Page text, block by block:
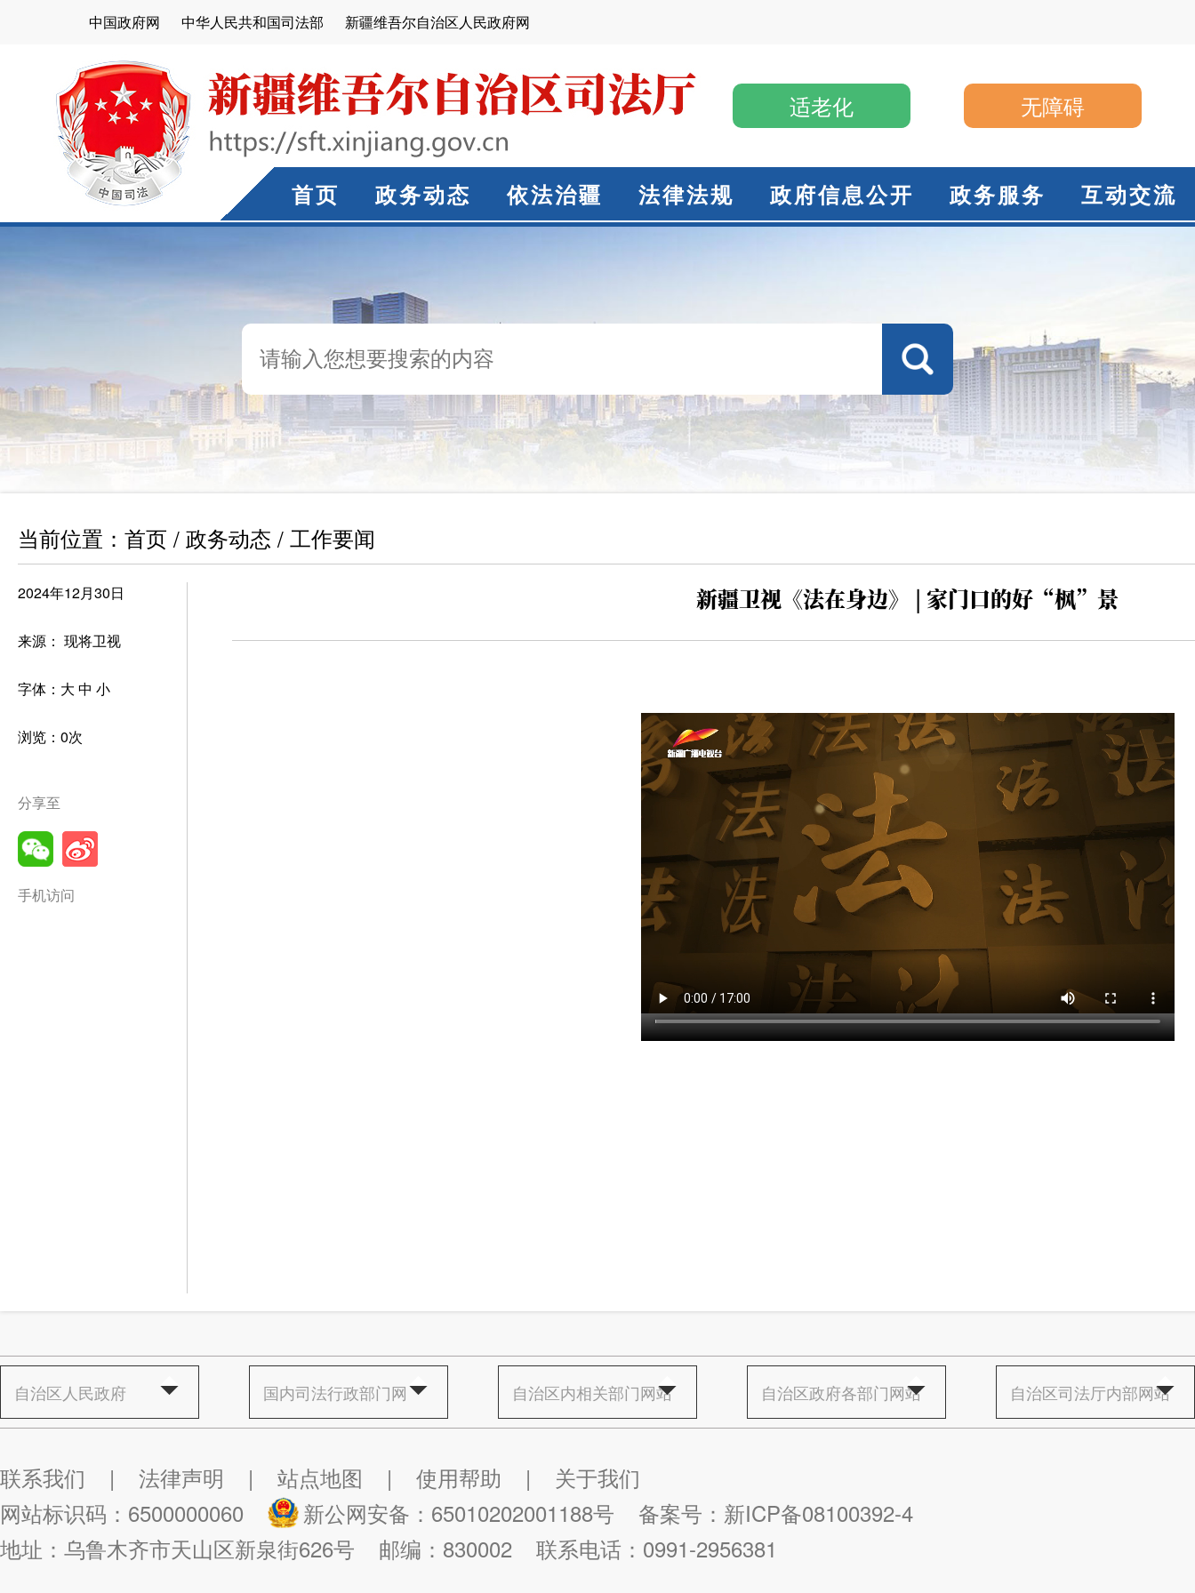
中国政府网 中华人民共和国司法部 新疆维吾尔自治区人民政府网
适老化 无障碍
首页 政务动态 依法治疆 法律法规 政府信息公开 政务服务 互动交流
当前位置： 首页 / 政务动态 / 工作要闻
2024年12月30日
来源： 现将卫视
字体： 大 中 小
浏览： 0次
分享至
手机访问
新疆卫视《法在身边》 | 家门口的好“枫”景
自治区人民政府 国内司法行政部门网 自治区内相关部门网站 自治区政府各部门网站 自治区司法厅内部网站
联系我们 | 法律声明 | 站点地图 | 使用帮助 |
关于我们
网站标识码：6500000060
新公网安备：65010202001188号 备案号： 新ICP备08100392-4
地址：乌鲁木齐市天山区新泉街626号
邮编：830002 联系电话：0991-2956381